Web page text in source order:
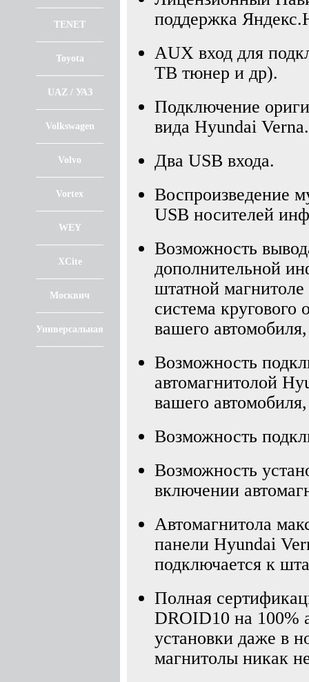
TENET
Toyota
UAZ / УАЗ
Volkswagen
Volvo
Vortex
WEY
XCite
Москвич
Универсальная
поддержка
AUX вход для
ТВ тюнер и др).
Подключение
вида Hyundai Verna.
Два USB входа.
Воспроизведение
USB носителей
Возможность
дополнительной
штатной
система кругового
вашего
Возможность
автомагнитолой
вашего
Возможность
Возможность
включении
Автомагнитола
панели Hyundai
подключается к
Полная
DROID10 на 100%
установки даже в
магнитолы никак